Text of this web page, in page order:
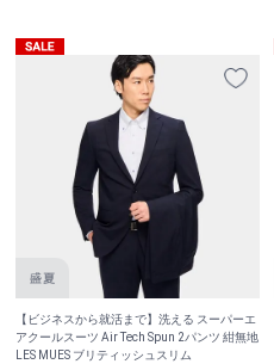
【ビジネスから就活まで】洗える スーパーエ
アクールスーツ Air Tech Spun 2パンツ 紺無地
LES MUES ブリティッシュスリム